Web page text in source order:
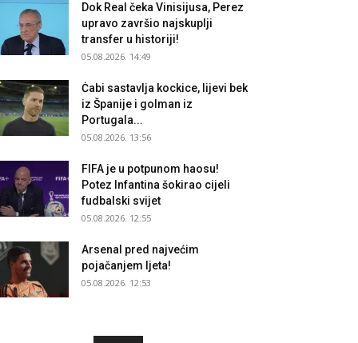
Dok Real čeka Vinisijusa, Perez
upravo završio najskuplji
transfer u historiji!
05.08.2026. 14:49
Ċabi sastavlja kockice, lijevi bek
iz Španije i golman iz
Portugala...
05.08.2026. 13:56
FIFA je u potpunom haosu!
Potez Infantina šokirao cijeli
fudbalski svijet
05.08.2026. 12:55
Arsenal pred najvećim
pojačanjem ljeta!
05.08.2026. 12:53